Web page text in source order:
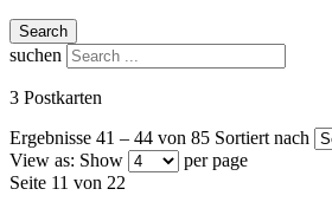
Search
suchen
3 Postkarten
Ergebnisse 41 – 44 von 85 Sortiert nach
View as: Show
per page
Seite 11 von 22